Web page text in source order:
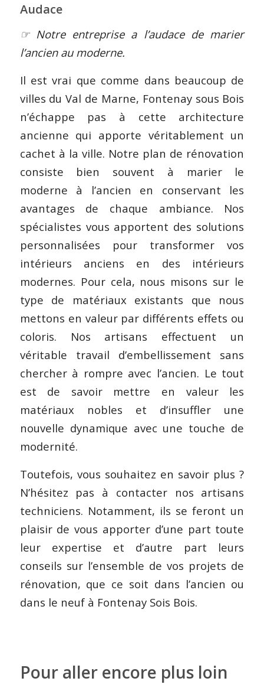
Audace
☞ Notre entreprise a l’audace de marier
l’ancien au moderne.
Il est vrai que comme dans beaucoup de
villes du Val de Marne, Fontenay sous Bois
n’échappe pas à cette architecture
ancienne qui apporte véritablement un
cachet à la ville. Notre plan de rénovation
consiste bien souvent à marier le
moderne à l’ancien en conservant les
avantages de chaque ambiance. Nos
spécialistes vous apportent des solutions
personnalisées pour transformer vos
intérieurs anciens en des intérieurs
modernes. Pour cela, nous misons sur le
type de matériaux existants que nous
mettons en valeur par différents effets ou
coloris. Nos artisans effectuent un
véritable travail d’embellissement sans
chercher à rompre avec l’ancien. Le tout
est de savoir mettre en valeur les
matériaux nobles et d’insuffler une
nouvelle dynamique avec une touche de
modernité.
Toutefois, vous souhaitez en savoir plus ?
N’hésitez pas à contacter nos artisans
techniciens. Notamment, ils se feront un
plaisir de vous apporter d’une part toute
leur expertise et d’autre part leurs
conseils sur l’ensemble de vos projets de
rénovation, que ce soit dans l’ancien ou
dans le neuf à Fontenay Sois Bois.
Pour aller encore plus loin